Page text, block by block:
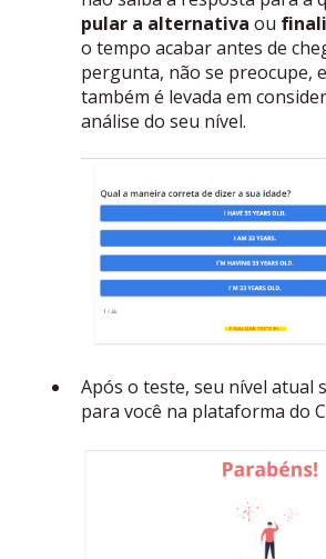
pular a alternativa ou
o tempo acabar antes de
pergunta, não se preocupe,
também é levada em
análise do seu nível.
Após o teste, seu nível atual
para você na plataforma do